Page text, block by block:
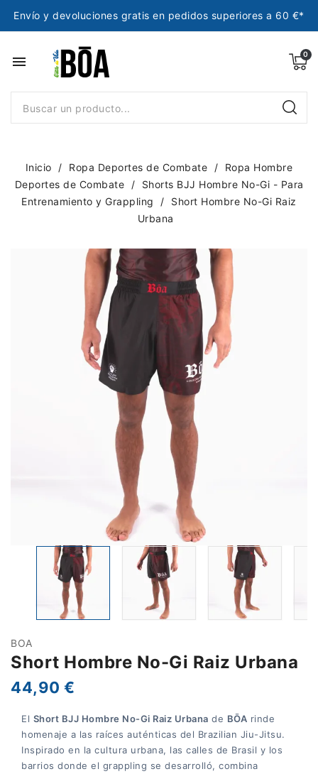
Envío y devoluciones gratis en pedidos superiores a 60 €*
menu
Inicio Ropa Deportes de Combate
Ropa Hombre
Deportes de Combate
Shorts BJJ Hombre No-Gi - Para
Entrenamiento y Grappling
Short Hombre No-Gi Raiz
Urbana
BOA
Short Hombre No-Gi Raiz Urbana
44,90 €
El Short BJJ Hombre No-Gi Raiz Urbana de BŌA rinde
homenaje a las raíces auténticas del Brazilian Jiu-Jitsu.
Inspirado en la cultura urbana, las calles de Brasil y los
barrios donde el grappling se desarrolló, combina